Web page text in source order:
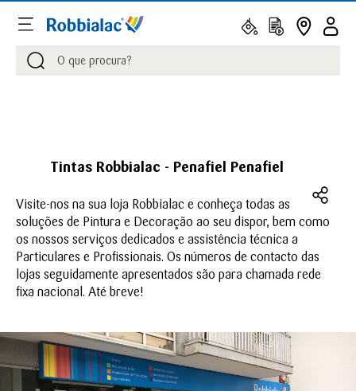
Procurar
Procurar
Tintas Robbialac - Penafiel Penafiel
Visite-nos na sua loja Robbialac e conheça todas as
soluções de Pintura e Decoração ao seu dispor, bem como
os nossos serviços dedicados e assistência técnica a
Particulares e Profissionais. Os números de contacto das
lojas seguidamente apresentados são para chamada rede
fixa nacional. Até breve!